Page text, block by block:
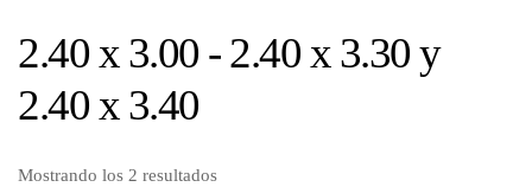
2.40 x 3.00 - 2.40 x 3.30 y
2.40 x 3.40
Mostrando los 2 resultados